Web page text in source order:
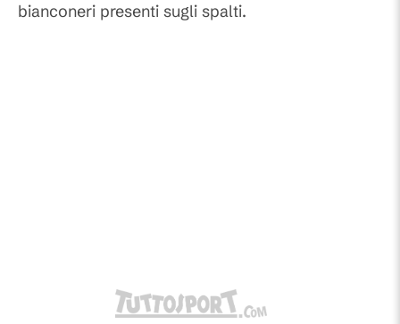
bianconeri presenti sugli spalti.